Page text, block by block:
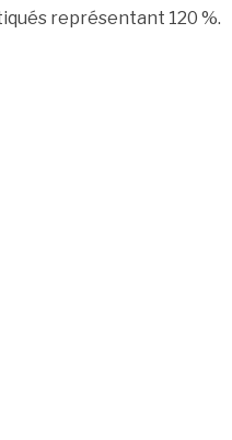
représentant 120 %.